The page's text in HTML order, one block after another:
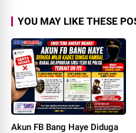
YOU MAY LIKE THESE
Akun FB Bang Haye Diduga